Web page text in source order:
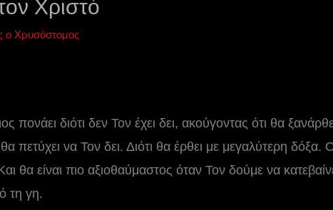
Χριστό
ο Χρυσόστομος
πονάει διότι δεν Τον έχει δει, ακούγοντας ότι θα
πετύχει να Τον δει. Διότι θα έρθει με μεγαλύτερη
θα είναι πιο αξιοθαύμαστος όταν Τον δούμε να
τη γη.